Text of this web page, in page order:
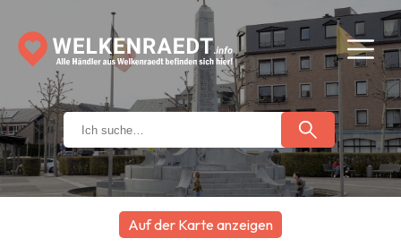
Auf der Karte anzeigen